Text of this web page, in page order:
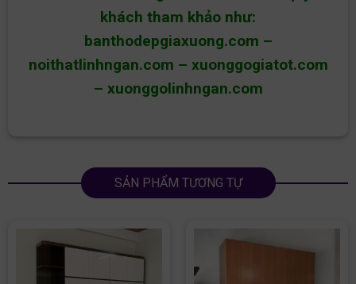
khách tham khảo như:
banthodepgiaxuong.com –
noithatlinhngan.com – xuonggogiatot.com
– xuonggolinhngan.com
SẢN PHẨM TƯƠNG TỰ